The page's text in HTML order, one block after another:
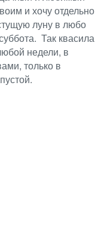
и хочу отдельно
луну в любо
Так квасила
недели, в
только в